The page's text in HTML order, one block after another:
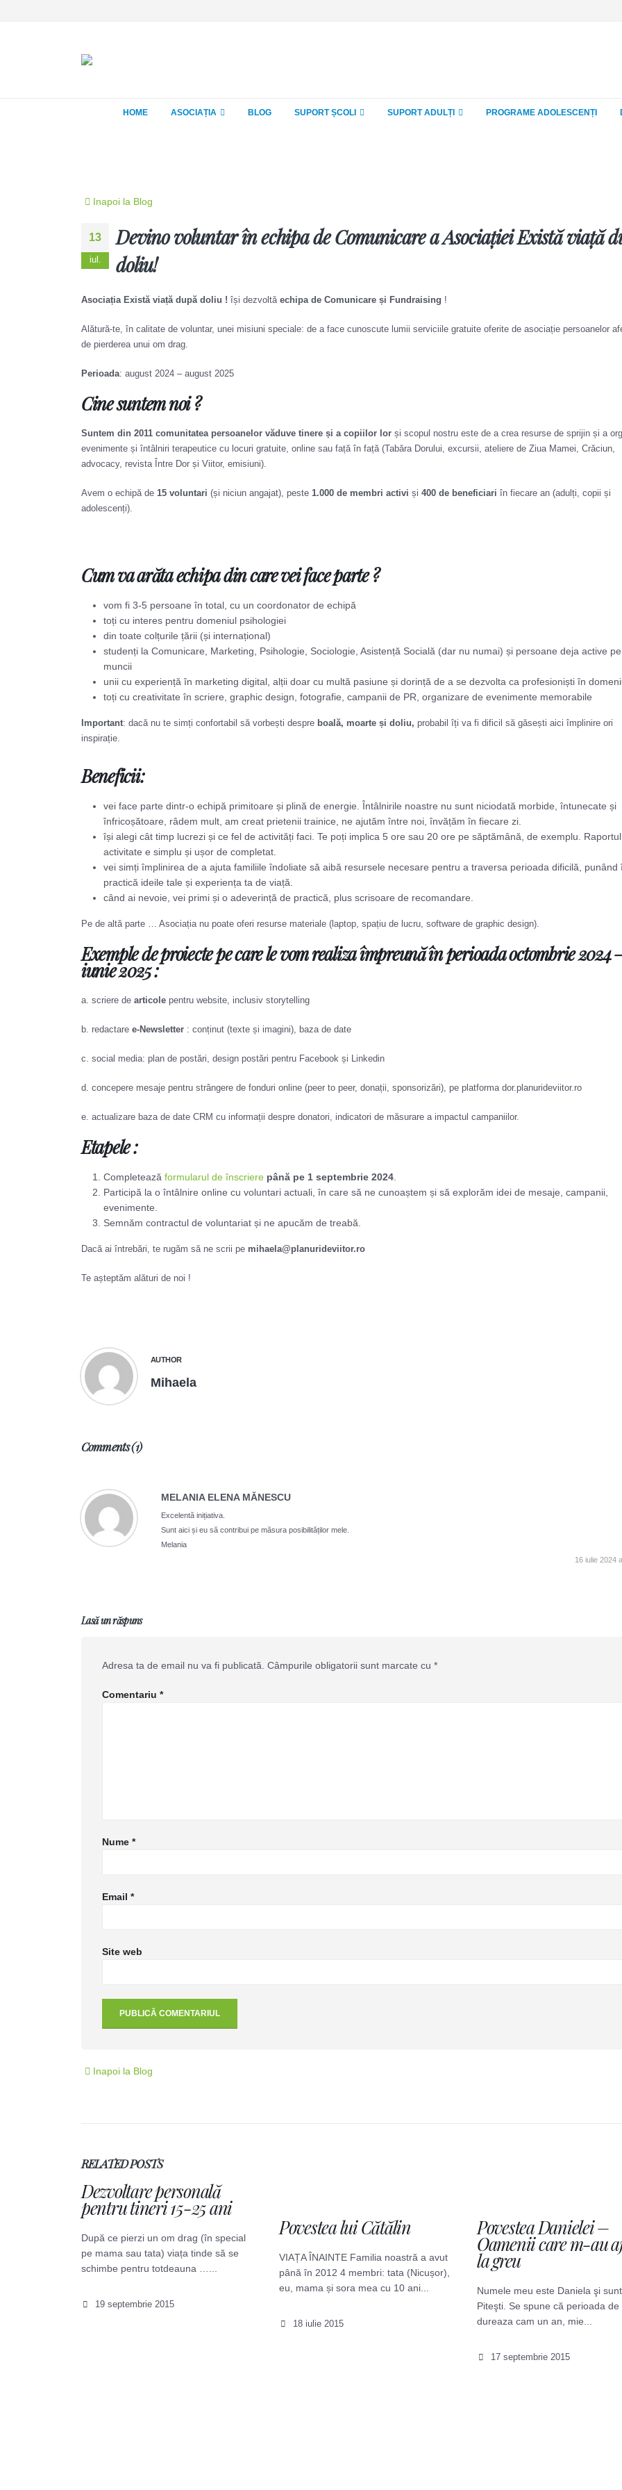
HOME ASOCIAȚIA BLOG SUPORT ȘCOLI SUPORT ADULȚI PROGRAME ADOLESCENȚI
Inapoi la Blog
13
iul.
Devino voluntar în echipa de Comunicare a Asociației Există viață
doliu!
Asociația Există viață după doliu ! își dezvoltă echipa de Comunicare și Fundraising !
Alătură-te, în calitate de voluntar, unei misiuni speciale: de a face cunoscute lumii serviciile gratuite oferite de asociație persoanelor
de pierderea unui om drag.
Perioada: august 2024 – august 2025
Cine suntem noi ?
Suntem din 2011 comunitatea persoanelor văduve tinere și a copiilor lor și scopul nostru este de a crea resurse de sprijin și a
evenimente și întâlniri terapeutice cu locuri gratuite, online sau față în față (Tabăra Dorului, excursii, ateliere de Ziua Mamei, Crăciun,
advocacy, revista Între Dor și Viitor, emisiuni).
Avem o echipă de 15 voluntari (și niciun angajat), peste 1.000 de membri activi și 400 de beneficiari în fiecare an (adulți, copii și
adolescenți).
Cum va arăta echipa din care vei face parte ?
vom fi 3-5 persoane în total, cu un coordonator de echipă
toți cu interes pentru domeniul psihologiei
din toate colțurile țării (și internațional)
studenți la Comunicare, Marketing, Psihologie, Sociologie, Asistență Socială (dar nu numai) și persoane deja active
muncii
unii cu experiență în marketing digital, alții doar cu multă pasiune și dorință de a se dezvolta ca profesioniști în
toți cu creativitate în scriere, graphic design, fotografie, campanii de PR, organizare de evenimente memorabile
Important: dacă nu te simți confortabil să vorbești despre boală, moarte și doliu, probabil îți va fi dificil să găsești aici împlinire ori
inspirație.
Beneficii:
vei face parte dintr-o echipă primitoare și plină de energie. Întâlnirile noastre nu sunt niciodată morbide, întunecate și
înfricoșătoare, râdem mult, am creat prietenii trainice, ne ajutăm între noi, învățăm în fiecare zi.
își alegi cât timp lucrezi și ce fel de activități faci. Te poți implica 5 ore sau 20 ore pe săptămână, de exemplu.
activitate e simplu și ușor de completat.
vei simți împlinirea de a ajuta familiile îndoliate să aibă resursele necesare pentru a traversa perioada dificilă, punând
practică ideile tale și experiența ta de viață.
când ai nevoie, vei primi și o adeverință de practică, plus scrisoare de recomandare.
Pe de altă parte … Asociația nu poate oferi resurse materiale (laptop, spațiu de lucru, software de graphic design).
Exemple de proiecte pe care le vom realiza împreună în perioada octombrie 2024
iunie 2025 :
a. scriere de articole pentru website, inclusiv storytelling
b. redactare e-Newsletter : conținut (texte și imagini), baza de date
c. social media: plan de postări, design postări pentru Facebook și Linkedin
d. concepere mesaje pentru strângere de fonduri online (peer to peer, donații, sponsorizări), pe platforma dor.planurideviitor.ro
e. actualizare baza de date CRM cu informații despre donatori, indicatori de măsurare a impactul campaniilor.
Etapele:
Completează formularul de înscriere până pe 1 septembrie 2024
Participă la o întâlnire online cu voluntari actuali, în care să ne cunoaștem și să explorăm idei de mesaje, campanii,
evenimente.
Semnăm contractul de voluntariat și ne apucăm de treabă.
Dacă ai întrebări, te rugăm să ne scrii pe mihaela@planurideviitor.ro
Te așteptăm alături de noi !
AUTHOR
Mihaela
Comments (1)
MELANIA ELENA MĂNESCU
Excelentă inițiativa.
Sunt aici și eu să contribui pe măsura posibilităților mele.
Melania
16 iulie 2024
Lasă un răspuns
Adresa ta de email nu va fi publicată. Câmpurile obligatorii sunt marcate cu *
Comentariu *
Nume *
Email *
Site web
Inapoi la Blog
RELATEDPOSTS
Dezvoltare personală
pentru tineri 15-25 ani
După ce pierzi un om drag (în special
pe mama sau tata) viața tinde să se
schimbe pentru totdeauna …...
19 septembrie 2015
Povestea lui Cătălin
VIAȚA ÎNAINTE Familia noastră a avut
până în 2012 4 membri: tata (Nicușor),
eu, mama și sora mea cu 10 ani...
18 iulie 2015
Povestea Danielei –
Oamenii care m-au
la greu
Numele meu este Daniela şi
Piteşti. Se spune că perioada de
dureaza cam un an, mie...
17 septembrie 2015